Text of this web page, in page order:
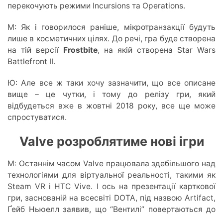
перекочують режими Incursions та Operations.
М: Як і говорилося раніше, мікротранзакції будуть
лише в косметичних цілях. До речі, гра буде створена
на тій версії Frostbite, на якій створена Star Wars
Battlefront II.
Ю: Але все ж таки хочу зазначити, що все описане
вище – це чутки, і тому до релізу гри, який
відбудеться вже в жовтні 2018 року, все ще може
спростуватися.
Valve розроблятиме нові ігри
М: Останнім часом Valve працювала здебільшого над
технологіями для віртуальної реальності, такими як
Steam VR і HTC Vive. І ось на презентації карткової
гри, заснованій на всесвіті DOTA, під назвою Artifact,
Ґейб Ньюелл заявив, що “Вентилі” повертаються до